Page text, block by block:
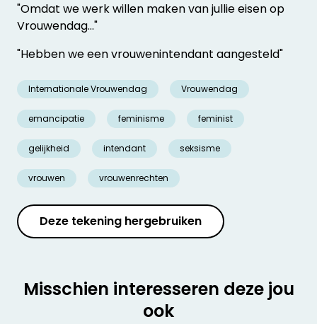
"Omdat we werk willen maken van jullie eisen op
Vrouwendag..."
"Hebben we een vrouwenintendant aangesteld"
Internationale Vrouwendag Vrouwendag
emancipatie feminisme feminist
gelijkheid intendant seksisme
vrouwen vrouwenrechten
Deze tekening hergebruiken
Misschien interesseren deze jou
ook